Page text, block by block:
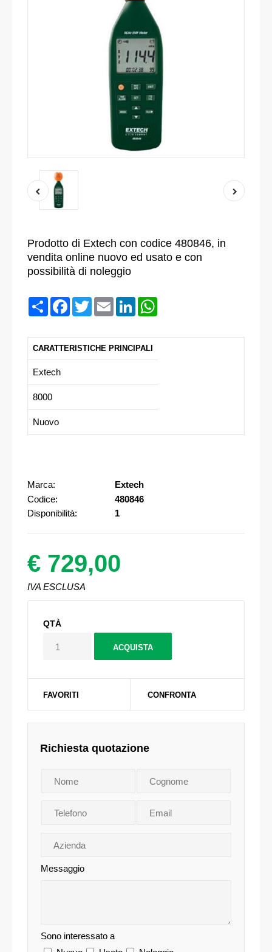
Prodotto di Extech con codice 480846, in
vendita online nuovo ed usato e con
possibilità di noleggio
CondividiFacebook
TwitterEmail LinkedIn
CARATTERISTICHE PRINCIPALI
Extech
8000
Nuovo
Marca:
Extech
Codice:
480846
Disponibilità:
1
€ 729,00
IVA ESCLUSA
QTÀ
FAVORITI CONFRONTA
Richiesta quotazione
Messaggio
Sono interessato a